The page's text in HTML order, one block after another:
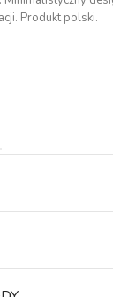
Produkt polski.